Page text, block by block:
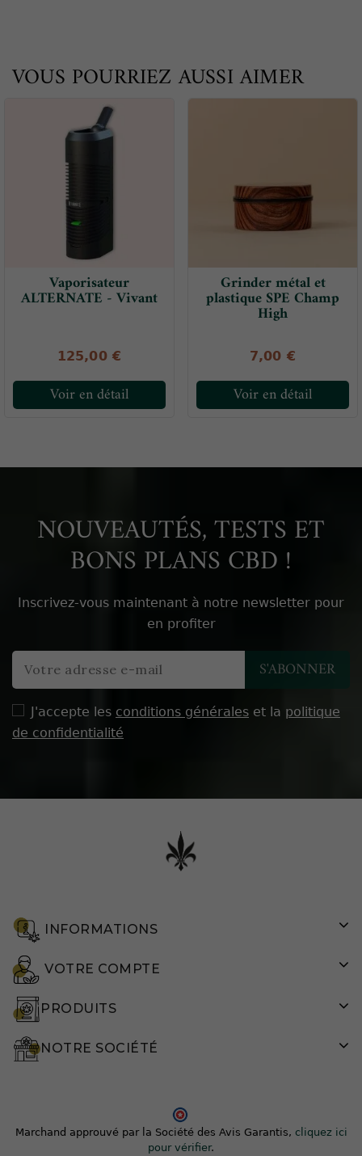
VOUS POURRIEZ AUSSI AIMER
Vaporisateur
ALTERNATE - Vivant
125,00 €
Voir en détail
Grinder métal et
plastique SPE Champ
High
7,00 €
Voir en détail
NOUVEAUTÉS, TESTS ET
BONS PLANS CBD !
Inscrivez-vous maintenant à notre newsletter pour
en profiter
J'accepte les conditions générales et la politique
de confidentialité
INFORMATIONS
VOTRE COMPTE
PRODUITS
NOTRE SOCIÉTÉ
Marchand approuvé par la Société des Avis Garantis, cliquez ici
pour vérifier.